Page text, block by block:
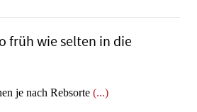
früh wie selten in die
je nach Rebsorte (...)